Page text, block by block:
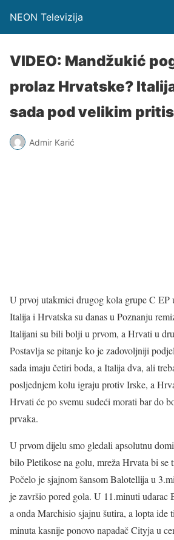
NEON Televizija
VIDEO: Mandžukić
prolaz Hrvatske?
sada pod velikim
Admir Karić
U prvoj utakmici drugog kola grupe C
Italija i Hrvatska su danas u Poznanju
Italijani su bili bolji u prvom, a Hrvati u
Postavlja se pitanje ko je zadovoljniji
sada imaju četiri boda, a Italija dva, ali
posljednjem kolu igraju protiv Irske, a
Hrvati će po svemu sudeći morati bar do
prvaka.
U prvom dijelu smo gledali apsolutnu
bilo Pletikose na golu, mreža Hrvata bi se
Počelo je sjajnom šansom Balotellija u
je završio pored gola. U 11.minuti udarac
a onda Marchisio sjajnu šutira, a lopta ide
minuta kasnije ponovo napadač Cityja u